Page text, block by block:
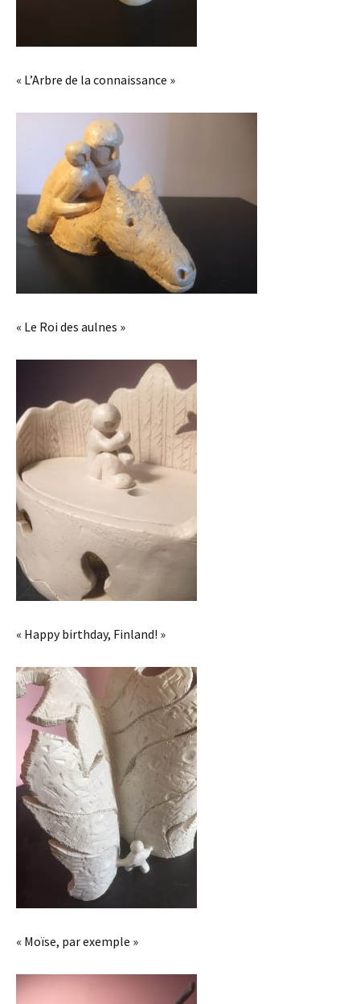
« L’Arbre de la connaissance »
« Le Roi des aulnes »
« Happy birthday, Finland! »
« Moïse, par exemple »